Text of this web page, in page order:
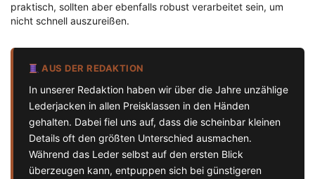
praktisch, sollten aber ebenfalls robust verarbeitet sein, um
nicht schnell auszureißen.
AUS DER REDAKTION
In unserer Redaktion haben wir über die Jahre unzählige
Lederjacken in allen Preisklassen in den Händen
gehalten. Dabei fiel uns auf, dass die scheinbar kleinen
Details oft den größten Unterschied ausmachen.
Während das Leder selbst auf den ersten Blick
überzeugen kann, entpuppen sich bei günstigeren